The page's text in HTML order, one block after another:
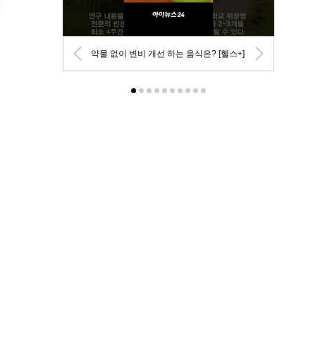
약물 없이 변비 개선 하는 음식은? [헬스+]